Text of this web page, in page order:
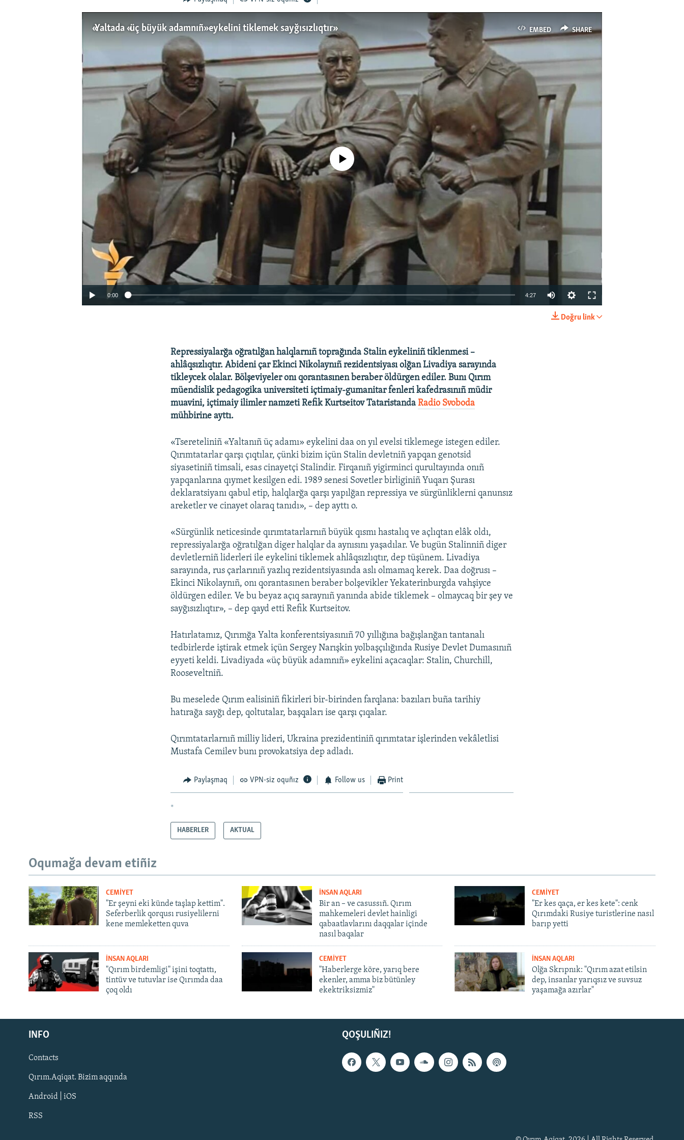
Русский
Українською
QOŞULIÑIZ!
EMBED SHARE
«Yaltada «üç büyük adamnıñ» eykelini tiklemek sayğısızlıqtır»
SHARE
No media source currently available
0:00 4:27
Doğru link
Repressiyalarğa oğratılğan halqlarnıñ toprağında Stalin eykeliniñ tiklenmesi –
ahlâqsızlıqtır. Abideni çar Ekinci Nikolaynıñ rezidentsiyası olğan Livadiya sarayında
tikleycek olalar. Bölşeviyeler onı qorantasınen beraber öldürgen ediler. Bunı Qırım
müendislik pedagogika universiteti içtimaiy-gumanitar fenleri kafedrasınıñ müdir
muavini, içtimaiy ilimler namzeti Refik Kurtseitov TataristandaRadio Svoboda
mühbirine ayttı.
«Tsereteliniñ «Yaltanıñ üç adamı» eykelini daa on yıl evelsi tiklemege istegen ediler.
Qırımtatarlar qarşı çıqtılar, çünki bizim içün Stalin devletniñ yapqan genotsid
siyasetiniñ timsali, esas cinayetçi Stalindir. Firqanıñ yigirminci qurultayında onıñ
yapqanlarına qıymet kesilgen edi. 1989 senesi Sovetler birliginiñ Yuqarı Şurası
deklaratsiyanı qabul etip, halqlarğa qarşı yapılğan repressiya ve sürgünliklerni qanunsız
areketler ve cinayet olaraq tanıdı», – dep ayttı o.
«Sürgünlik neticesinde qırımtatarlarnıñ büyük qısmı hastalıq ve açlıqtan elâk oldı,
repressiyalarğa oğratılğan diger halqlar da aynısını yaşadılar. Ve bugün Stalinniñ diger
devletlerniñ liderleri ile eykelini tiklemek ahlâqsızlıqtır, dep tüşünem. Livadiya
sarayında, rus çarlarınıñ yazlıq rezidentsiyasında aslı olmamaq kerek. Daa doğrusı –
Ekinci Nikolaynıñ, onı qorantasınen beraber bolşevikler Yekaterinburgda vahşiyce
öldürgen ediler. Ve bu beyaz açıq saraynıñ yanında abide tiklemek – olmaycaq bir şey ve
sayğısızlıqtır», – dep qayd etti Refik Kurtseitov.
Hatırlatamız, Qırımğa Yalta konferentsiyasınıñ 70 yıllığına bağışlanğan tantanalı
tedbirlerde iştirak etmek içün Sergey Narışkin yolbaşçılığında Rusiye Devlet Dumasınıñ
eyyeti keldi. Livadiyada «üç büyük adamnıñ» eykelini açacaqlar: Stalin, Churchill,
Rooseveltniñ.
Bu meselede Qırım ealisiniñ fikirleri bir-birinden farqlana: bazıları buña tarihiy
hatırağa sayğı dep, qoltutalar, başqaları ise qarşı çıqalar.
Qırımtatarlarnıñ milliy lideri, Ukraina prezidentiniñ qırımtatar işlerinden vekâletlisi
Mustafa Cemilev bunı provokatsiya dep adladı.
Paylaşmaq VPN-siz oquñız Follow us Print
*
HABERLER AKTUAL
Oqumağa devam etiñiz
CEMİYET
"Er şeyni eki künde taşlap kettim".
Seferberlik qorqusı rusiyelilerni
kene memleketten quva
İNSAN AQLARI
Bir an – ve casussıñ. Qırım
mahkemeleri devlet hainligi
qabaatlavlarını daqqalar içinde
nasıl baqalar
CEMİYET
"Er kes qaça, er kes kete": cenk
Qırımdaki Rusiye turistlerine nasıl
barıp yetti
İNSAN AQLARI
"Qırım birdemligi" işini toqtattı,
tintüv ve tutuvlar ise Qırımda daa
çoq oldı
CEMİYET
"Haberlerge köre, yarıq bere
ekenler, amma biz bütünley
ekektriksizmiz"
İNSAN AQLARI
Olğa Skrıpnık: "Qırım azat etilsin
dep, insanlar yarıqsız ve suvsuz
yaşamağa azırlar"
QOŞULIÑIZ!
INFO
Contacts
Qırım.Aqiqat. Bizim aqqında
Android | iOS
RSS